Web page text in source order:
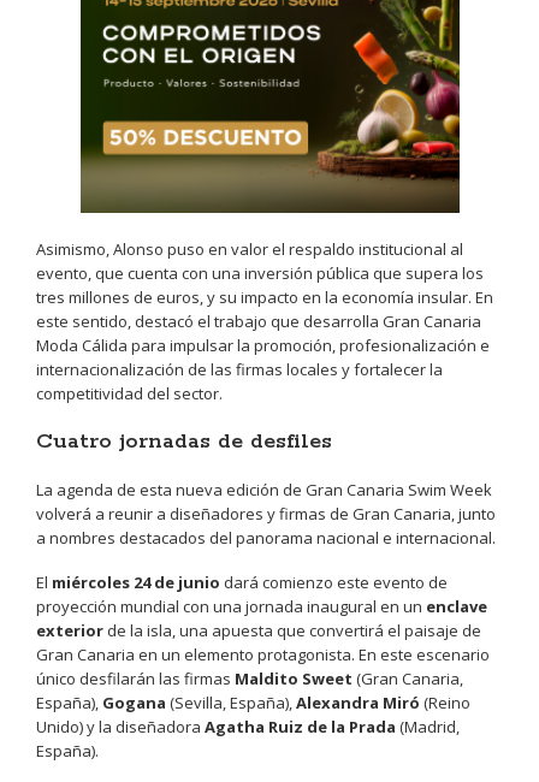
Asimismo, Alonso puso en valor el respaldo institucional al
evento, que cuenta con una inversión pública que supera los
tres millones de euros, y su impacto en la economía insular. En
este sentido, destacó el trabajo que desarrolla Gran Canaria
Moda Cálida para impulsar la promoción, profesionalización e
internacionalización de las firmas locales y fortalecer la
competitividad del sector.
Cuatro jornadas de desfiles
La agenda de esta nueva edición de Gran Canaria Swim Week
volverá a reunir a diseñadores y firmas de Gran Canaria, junto
a nombres destacados del panorama nacional e internacional.
El miércoles 24 de junio dará comienzo este evento de
proyección mundial con una jornada inaugural en un enclave
exterior de la isla, una apuesta que convertirá el paisaje de
Gran Canaria en un elemento protagonista. En este escenario
único desfilarán las firmas Maldito Sweet (Gran Canaria,
España), Gogana (Sevilla, España),Alexandra Miró (Reino
Unido) y la diseñadora Agatha Ruiz de la Prada (Madrid,
España).